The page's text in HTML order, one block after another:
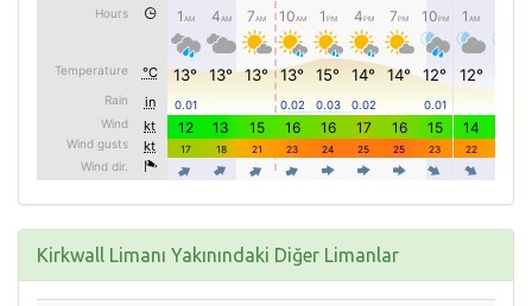
Kirkwall Limanı Yakınındaki Diğer Limanlar